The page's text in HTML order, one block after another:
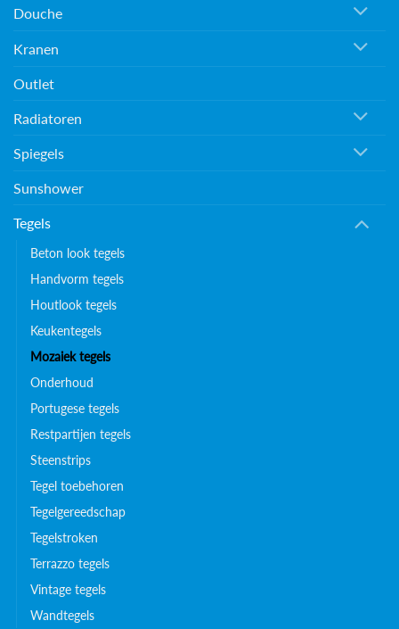
Douche
Kranen
Outlet
Radiatoren
Spiegels
Sunshower
Tegels
Beton look tegels
Handvorm tegels
Houtlook tegels
Keukentegels
Mozaiek tegels
Onderhoud
Portugese tegels
Restpartijen tegels
Steenstrips
Tegel toebehoren
Tegelgereedschap
Tegelstroken
Terrazzo tegels
Vintage tegels
Wandtegels